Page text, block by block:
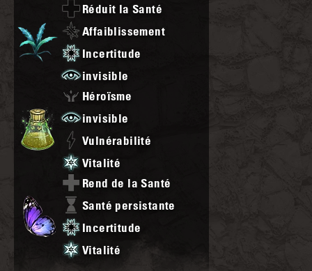
Réduit la Santé
Affaiblissement
Incertitude
invisible
Héroïsme
invisible
Vulnérabilité
Vitalité
Rend de la Santé
Santé persistante
Incertitude
Vitalité